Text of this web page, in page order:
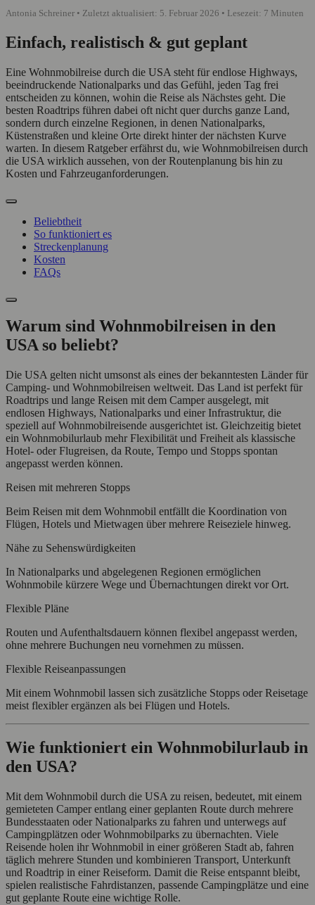
Antonia Schreiner • Zuletzt aktualisiert: 5. Februar 2026 • Lesezeit: 7 Minuten
Einfach, realistisch & gut geplant
Eine Wohnmobilreise durch die USA steht für endlose Highways,
beeindruckende Nationalparks und das Gefühl, jeden Tag frei
entscheiden zu können, wohin die Reise als Nächstes geht. Die
besten Roadtrips führen dabei oft nicht quer durchs ganze Land,
sondern durch einzelne Regionen, in denen Nationalparks,
Küstenstraßen und kleine Orte direkt hinter der nächsten Kurve
warten. In diesem Ratgeber erfährst du, wie Wohnmobilreisen durch
die USA wirklich aussehen, von der Routenplanung bis hin zu
Kosten und Fahrzeuganforderungen.
Beliebtheit
So funktioniert es
Streckenplanung
Kosten
FAQs
Warum sind Wohnmobilreisen in den
USA so beliebt?
Die USA gelten nicht umsonst als eines der bekanntesten Länder für
Camping- und Wohnmobilreisen weltweit. Das Land ist perfekt für
Roadtrips und lange Reisen mit dem Camper ausgelegt, mit
endlosen Highways, Nationalparks und einer Infrastruktur, die
speziell auf Wohnmobilreisende ausgerichtet ist. Gleichzeitig bietet
ein Wohnmobilurlaub mehr Flexibilität und Freiheit als klassische
Hotel- oder Flugreisen, da Route, Tempo und Stopps spontan
angepasst werden können.
Reisen mit mehreren Stopps
Beim Reisen mit dem Wohnmobil entfällt die Koordination von
Flügen, Hotels und Mietwagen über mehrere Reiseziele hinweg.
Nähe zu Sehenswürdigkeiten
In Nationalparks und abgelegenen Regionen ermöglichen
Wohnmobile kürzere Wege und Übernachtungen direkt vor Ort.
Flexible Pläne
Routen und Aufenthaltsdauern können flexibel angepasst werden,
ohne mehrere Buchungen neu vornehmen zu müssen.
Flexible Reiseanpassungen
Mit einem Wohnmobil lassen sich zusätzliche Stopps oder Reisetage
meist flexibler ergänzen als bei Flügen und Hotels.
Wie funktioniert ein Wohnmobilurlaub in
den USA?
Mit dem Wohnmobil durch die USA zu reisen, bedeutet, mit einem
gemieteten Camper entlang einer geplanten Route durch mehrere
Bundesstaaten oder Nationalparks zu fahren und unterwegs auf
Campingplätzen oder Wohnmobilparks zu übernachten. Viele
Reisende holen ihr Wohnmobil in einer größeren Stadt ab, fahren
täglich mehrere Stunden und kombinieren Transport, Unterkunft
und Roadtrip in einer Reiseform. Damit die Reise entspannt bleibt,
spielen realistische Fahrdistanzen, passende Campingplätze und eine
gut geplante Route eine wichtige Rolle.